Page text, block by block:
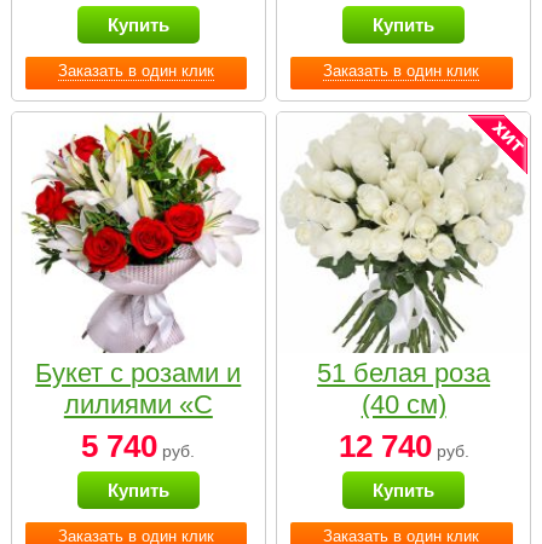
Заказать в один клик
Купить
Заказать в один клик
Купить
Заказать в один клик
Букет с розами и
лилиями «С
наилучшими
пожеланиями»
5 740 руб.
Купить
Заказать в один клик
51 белая роза
(40 см)
12 740руб.
Купить